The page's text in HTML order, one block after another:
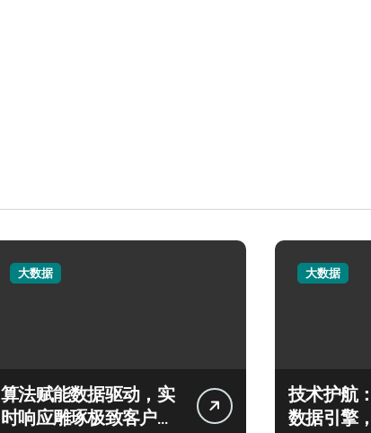
大数据
算法赋能数据驱动，实
时响应雕琢极致客户服
大数据
技术护航
数据引擎